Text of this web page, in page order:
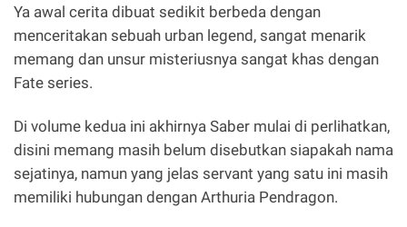
Ya awal cerita dibuat sedikit berbeda dengan
menceritakan sebuah urban legend, sangat menarik
memang dan unsur misteriusnya sangat khas dengan
Fate series.
Di volume kedua ini akhirnya Saber mulai di perlihatkan,
disini memang masih belum disebutkan siapakah nama
sejatinya, namun yang jelas servant yang satu ini masih
memiliki hubungan dengan Arthuria Pendragon.